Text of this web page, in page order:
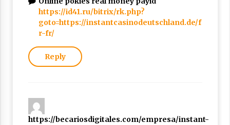
https://id41.ru/bitrix/rk.php?
goto=https://instantcasinodeutschland.de/f
r-fr/
Reply
https://becariosdigitales.com/empresa/instant-